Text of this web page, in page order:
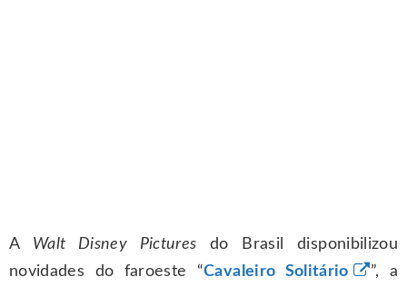
A Walt Disney Pictures do Brasil disponibilizou
novidades do faroeste “Cavaleiro Solitário
”, a